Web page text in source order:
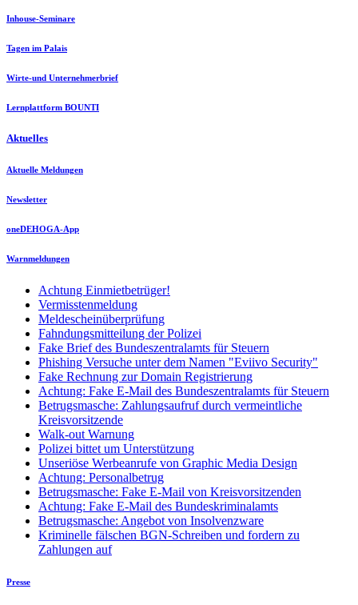
Inhouse-Seminare
Tagen im Palais
Wirte-und Unternehmerbrief
Lernplattform BOUNTI
Aktuelles
Aktuelle Meldungen
Newsletter
oneDEHOGA-App
Warnmeldungen
Achtung Einmietbetrüger!
Vermisstenmeldung
Meldescheinüberprüfung
Fahndungsmitteilung der Polizei
Fake Brief des Bundeszentralamts für Steuern
Phishing Versuche unter dem Namen "Eviivo Security"
Fake Rechnung zur Domain Registrierung
Achtung: Fake E-Mail des Bundeszentralamts für Steuern
Betrugsmasche: Zahlungsaufruf durch vermeintliche
Kreisvorsitzende
Walk-out Warnung
Polizei bittet um Unterstützung
Unseriöse Werbeanrufe von Graphic Media Design
Achtung: Personalbetrug
Betrugsmasche: Fake E-Mail von Kreisvorsitzenden
Achtung: Fake E-Mail des Bundeskriminalamts
Betrugsmasche: Angebot von Insolvenzware
Kriminelle fälschen BGN-Schreiben und fordern zu
Zahlungen auf
Presse